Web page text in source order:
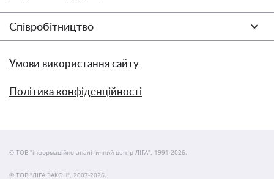
Співробітництво
Умови використання сайту
Політика конфіденційності
© ТОВ "інформаційно-аналітичний центр ЛІГА", 1991-2026.
© ТОВ "ЛІГА ЗАКОН", 2007-2026.